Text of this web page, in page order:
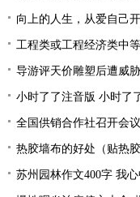
向上的人生，从爱自己
工程类或工程经济类中等专
导游评天价雕塑后遭威
小时了了注音版 小时了
全国供销合作社召开会议
热胶墙布的好处（贴热
苏州园林作文400字 我